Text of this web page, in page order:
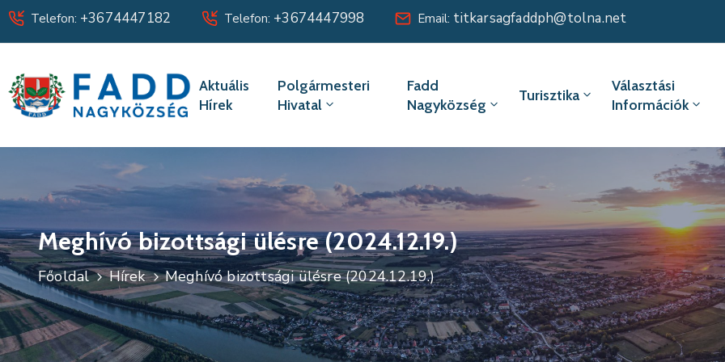
Telefon: +3674447182 Telefon: +3674447998 Email: titkarsagfaddph@tolna.net
Aktuális
Hírek
Polgármesteri
Hivatal
Fadd
Nagyközség
Turisztika
Választási
Információk
Meghívó bizottsági ülésre (2024.12.19.)
Főoldal Hírek Meghívó bizottsági ülésre (2024.12.19.)